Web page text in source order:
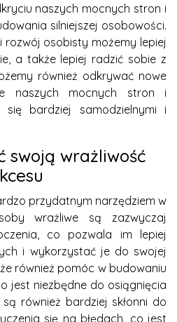
naszych mocnych stron i
silniejszej osobowości.
rozwój osobisty możemy lepiej
a także lepiej radzić sobie z
również odkrywać nowe
naszych mocnych stron i
bardziej samodzielnymi i
swoją wrażliwość
przydatnym narzędziem w
wrażliwe są zazwyczaj
co pozwala im lepiej
i wykorzystać je do swojej
również pomóc w budowaniu
jest niezbędne do osiągnięcia
również bardziej skłonni do
się na błędach, co jest